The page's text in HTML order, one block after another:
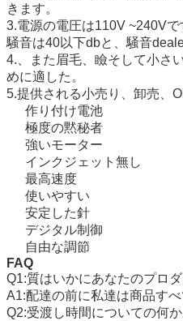
きます。
3.電源の電圧は110V ~240V
騒音は40以下dbと、騒音
4.、また眉毛、瞼そして小さ
めに適した。
5.提供される小売り、卸売、
作り付け電池
極度の黙秘者
強いモーター
インクジェット無し
最高速度
使いやすい
安定した針
デジタル制御
自由な調節
FAQ
Q1:質はいかにあなたのプロダ
A1:配達の前に私達は商品す
Q2:受渡し時間についての何か